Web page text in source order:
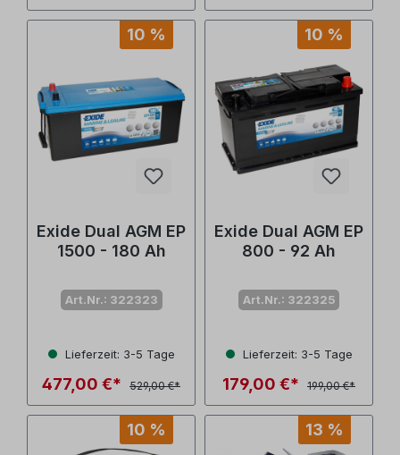
10 %
Exide Dual AGM EP
1500 - 180 Ah
Art.Nr.: 322323
Lieferzeit: 3-5 Tage
477,00 €* 529,00 €*
10 %
Exide Dual AGM EP
800 - 92 Ah
Art.Nr.: 322325
Lieferzeit: 3-5 Tage
179,00 €* 199,00 €*
10 % 13 %